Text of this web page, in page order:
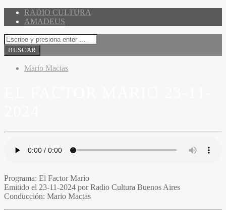
RADIO CULTURA
AMADEUS
Mario Mactas
Programa: El Factor Mario
Emitido el 23-11-2024 por Radio Cultura Buenos Aires
Conducción: Mario Mactas